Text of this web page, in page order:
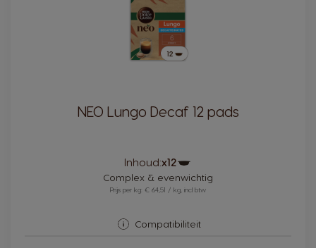
NEO Lungo Decaf 12 pads
Inhoud:x12
capsule
Complex & evenwichtig
Prijs per kg: € 64,51 / kg, incl btw
Compatibiliteit